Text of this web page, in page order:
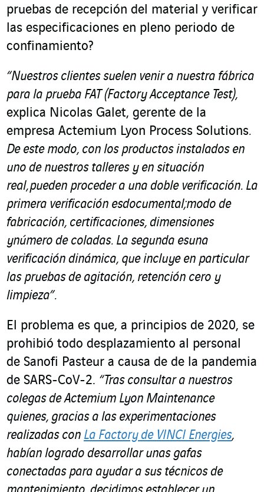
pruebas de recepción del material y verificar
las especificaciones en pleno periodo de
confinamiento?
“Nuestros clientes suelen venir a nuestra fábrica
para la prueba FAT (Factory Acceptance Test),
explica Nicolas Galet, gerente de la
empresa Actemium Lyon Process Solutions.
De este modo, con los productos instalados en
uno de nuestros talleres y en situación
real, pueden proceder a una doble verificación. La
primera verificación esdocumental;modo de
fabricación, certificaciones, dimensiones
ynúmero de coladas. La segunda esuna
verificación dinámica, que incluye en particular
las pruebas de agitación, retención cero y
limpieza”.
El problema es que, a principios de 2020, se
prohibió todo desplazamiento al personal
de Sanofi Pasteur a causa de de la pandemia
de SARS-CoV-2. “Tras consultar a nuestros
colegas de Actemium Lyon Maintenance
quienes, gracias a las experimentaciones
realizadas con La Factory de VINCI Energies,
habían logrado desarrollar unas gafas
conectadas para ayudar a sus técnicos de